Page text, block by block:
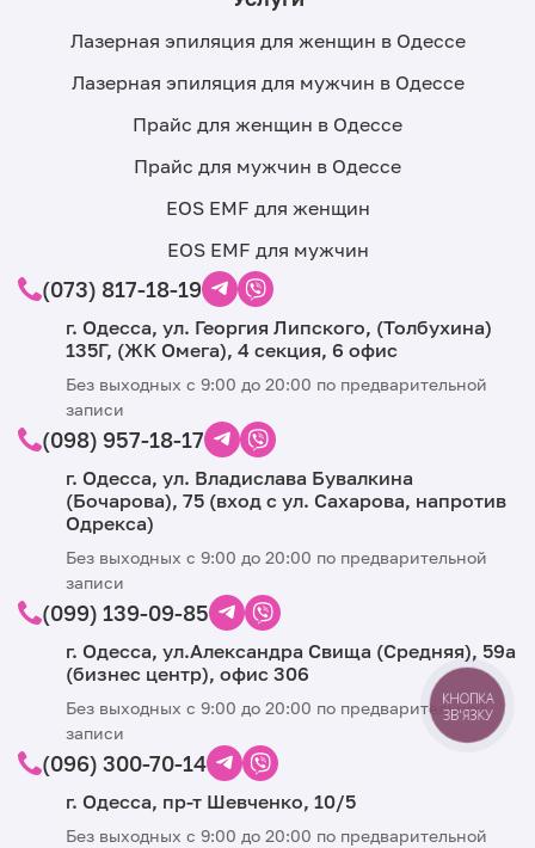
Лазерная эпиляция для женщин в Одессе
Лазерная эпиляция для мужчин в Одессе
Прайс для женщин в Одессе
Прайс для мужчин в Одессе
EOS EMF для женщин
EOS EMF для мужчин
(073) 817-18-19
г. Одесса, ул. Георгия Липского, (Толбухина)
135Г, (ЖК Омега), 4 секция, 6 офис
Без выходных с 9:00 до 20:00 по предварительной
записи
(098) 957-18-17
г. Одесса, ул. Владислава Бувалкина
(Бочарова), 75 (вход с ул. Сахарова, напротив
Одрекса)
Без выходных с 9:00 до 20:00 по предварительной
записи
(099) 139-09-85
г. Одесса, ул.Александра Свища (Средняя), ​​59а
(бизнес центр), офис 306
Без выходных с 9:00 до 20:00 по предварительной
записи
(096) 300-70-14
г. Одесса, пр-т Шевченко, 10/5
Без выходных с 9:00 до 20:00 по предварительной
КНОПКА
ЗВ'ЯЗКУ